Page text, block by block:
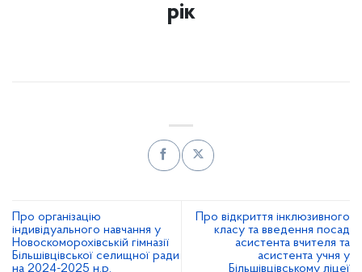
рік
Про організацію
індивідуального навчання у
Новоскоморохівській гімназії
Більшівцівської селищної ради
на 2024-2025 н.р.
Про відкриття інклюзивного
класу та введення посад
асистента вчителя та
асистента учня у
Більшівцівському ліцеї